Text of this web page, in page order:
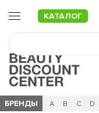
КАТАЛОГ
БРЕНДЫ
Ч 0 - 9 A B C D